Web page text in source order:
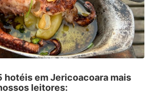
hotéis em Jericoacoara mais
leitores: